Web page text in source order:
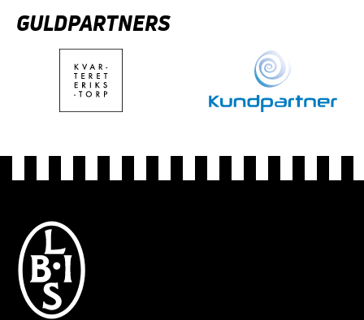
GULDPARTNERS